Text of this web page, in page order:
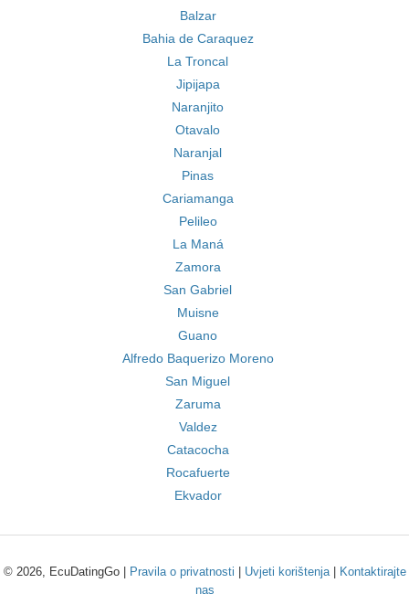
Balzar
Bahia de Caraquez
La Troncal
Jipijapa
Naranjito
Otavalo
Naranjal
Pinas
Cariamanga
Pelileo
La Maná
Zamora
San Gabriel
Muisne
Guano
Alfredo Baquerizo Moreno
San Miguel
Zaruma
Valdez
Catacocha
Rocafuerte
Ekvador
© 2026, EcuDatingGo | Pravila o privatnosti Uvjeti korištenja|
Kontaktirajte
nas